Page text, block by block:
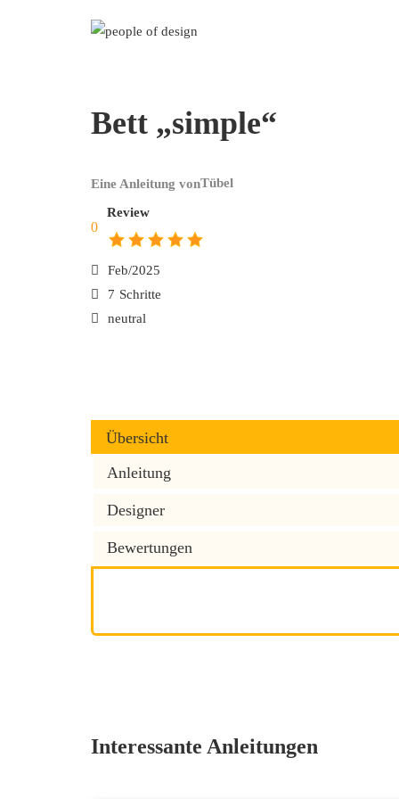
Bett „simple“
Eine Anleitung vonTübel
0
Review
Feb/2025
7 Schritte
neutral
Übersicht
Anleitung
Designer
Bewertungen
Interessante Anleitungen